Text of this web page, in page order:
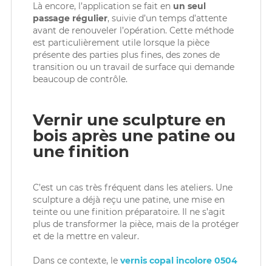
Là encore, l’application se fait en un seul
passage régulier, suivie d’un temps d’attente
avant de renouveler l’opération. Cette méthode
est particulièrement utile lorsque la pièce
présente des parties plus fines, des zones de
transition ou un travail de surface qui demande
beaucoup de contrôle.
Vernir une sculpture en
bois après une patine ou
une finition
C’est un cas très fréquent dans les ateliers. Une
sculpture a déjà reçu une patine, une mise en
teinte ou une finition préparatoire. Il ne s’agit
plus de transformer la pièce, mais de la protéger
et de la mettre en valeur.
Dans ce contexte, le vernis copal incolore 0504